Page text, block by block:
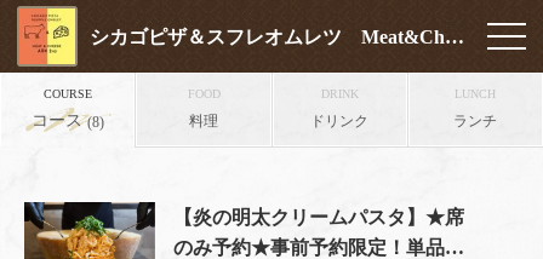
シカゴピザ＆スフレオムレツ Meat&Cheese ARK2nd 新宿店
COURSE
コース(8)
FOOD
料理
DRINK
ドリンク
LUNCH
ランチ
【炎の明太クリームパスタ】★席
のみ予約★事前予約限定！単品の